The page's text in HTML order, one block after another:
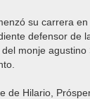
su carrera
defensor de
monje
de Hilario,